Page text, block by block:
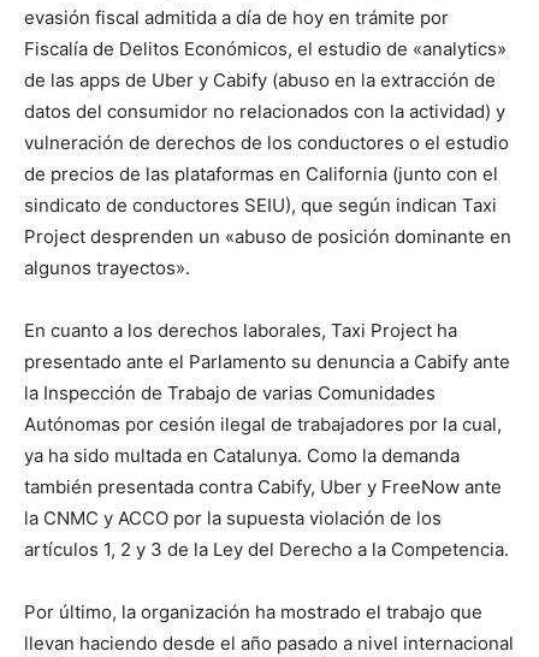
evasión fiscal admitida a día de hoy en trámite por
Fiscalía de Delitos Económicos, el estudio de «analytics»
de las apps de Uber y Cabify (abuso en la extracción de
datos del consumidor no relacionados con la actividad) y
vulneración de derechos de los conductores o el estudio
de precios de las plataformas en California (junto con el
sindicato de conductores SEIU), que según indican Taxi
Project desprenden un «abuso de posición dominante en
algunos trayectos».
En cuanto a los derechos laborales, Taxi Project ha
presentado ante el Parlamento su denuncia a Cabify ante
la Inspección de Trabajo de varias Comunidades
Autónomas por cesión ilegal de trabajadores por la cual,
ya ha sido multada en Catalunya. Como la demanda
también presentada contra Cabify, Uber y FreeNow ante
la CNMC y ACCO por la supuesta violación de los
artículos 1, 2 y 3 de la Ley del Derecho a la Competencia.
Por último, la organización ha mostrado el trabajo que
llevan haciendo desde el año pasado a nivel internacional